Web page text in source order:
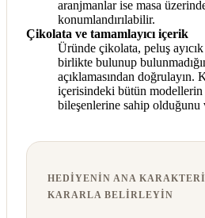
aranjmanlar ise masa
konumlandırılabilir.
Çikolata ve tamamlayıcı içerik
Üründe çikolata, peluş
birlikte bulunup
açıklamasından doğrulayın.
içerisindeki bütün modellerin
bileşenlerine sahip olduğunu
HEDIYENIN ANA
KARARLA BELIRLEYIN